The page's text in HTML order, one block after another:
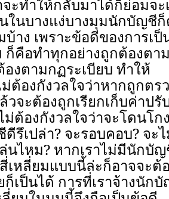
ะทำให้กลับมาได้ก็ย่อมจะ
ในบางแง่บางมุมนักบัญชี
าง เพราะข้อดีของการเ
คือทำทุกอย่างถูกต้องตา
งตามกฏระเบียบ ทำให้
ต้องกังวลใจว่าหากถูกตร
จะต้องถูกเรียกเก็บค่าปรั
ต้องกังวลใจว่าจะโดนโก
รึเปล่า? จะรอบคอบ? จะ
นไหม? หากเราไม่มีนักบั
หลี่ยมแบบนี้ล่ะก็อาจจะต้
เป็นได้ การที่เราจ้างนัก